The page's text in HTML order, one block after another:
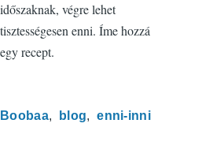
időszaknak, végre lehet
tisztességesen enni. Íme hozzá
egy recept.
Boobaa blog enni-inni